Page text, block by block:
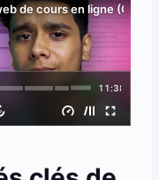
de cours en ligne
11:38